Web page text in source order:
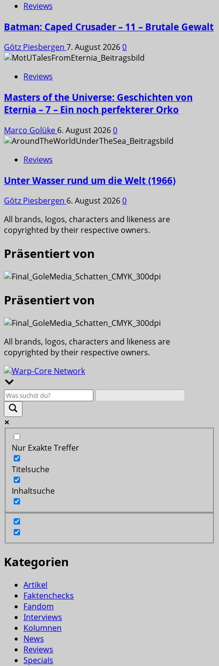
Reviews
Batman: Caped Crusader – 11 – Brutale Gewalt
Götz Piesbergen 7. August 20260
Reviews
Masters of the Universe: Geschichten von
Eternia – 7 – Ein noch perfekterer Orko
Marco Golüke 6. August 20260
Reviews
Unter Wasser rund um die Welt (1966)
Götz Piesbergen 6. August 20260
All brands, logos, characters and likeness are
copyrighted by their respective owners.
Präsentiert von
Präsentiert von
All brands, logos, characters and likeness are
copyrighted by their respective owners.
Nur Exakte Treffer
Titelsuche
Inhaltsuche
Kategorien
Artikel
Faktenchecks
Fandom
Interviews
Kolumnen
News
Reviews
Specials